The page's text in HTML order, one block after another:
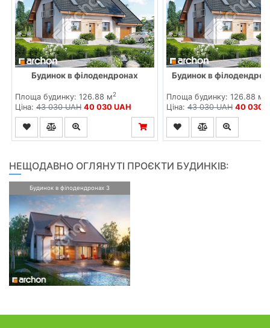
Будинок в філодендронах
Площа будинку: 126.88 м2
Ціна: 43 030 UAH 40 030 UAH
Будинок в
Площа будинку: 126.88 м
Ціна:43 030 UAH 40 030
НЕЩОДАВНО ОГЛЯНУТІ ПРОЄКТИ БУДИНКІВ:
Будинок в філодендронах 3